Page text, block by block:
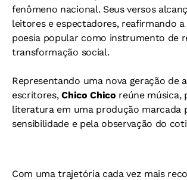
fenômeno nacional. Seus versos
leitores e espectadores, reafirmando
poesia popular como instrumento de
transformação social.
Representando uma nova geração de
escritores,Chico Chico reúne música,
literatura em uma produção marcada
sensibilidade e pela observação do
Com uma trajetória cada vez mais